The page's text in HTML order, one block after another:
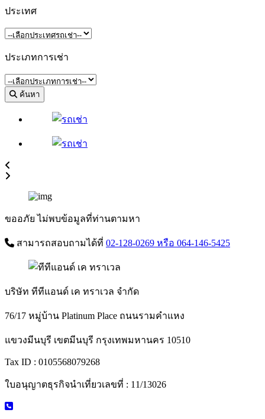
ประเทศ
ประเภทการเช่า
ค้นหา
ขออภัย ไม่พบข้อมูลที่ท่านตามหา
สามารถสอบถามได้ที่ 02-128-0269 หรือ 064-146-5425
บริษัท ทีทีแอนด์ เค ทราเวล จำกัด
76/17 หมู่บ้าน Platinum Place ถนนรามคำแหง
แขวงมีนบุรี เขตมีนบุรี กรุงเทพมหานคร 10510
Tax ID : 0105568079268
ใบอนุญาตธุรกิจนำเที่ยวเลขที่ : 11/13026